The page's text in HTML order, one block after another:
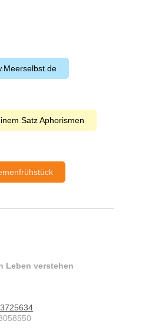
Satz Aphorismen
Leben verstehen